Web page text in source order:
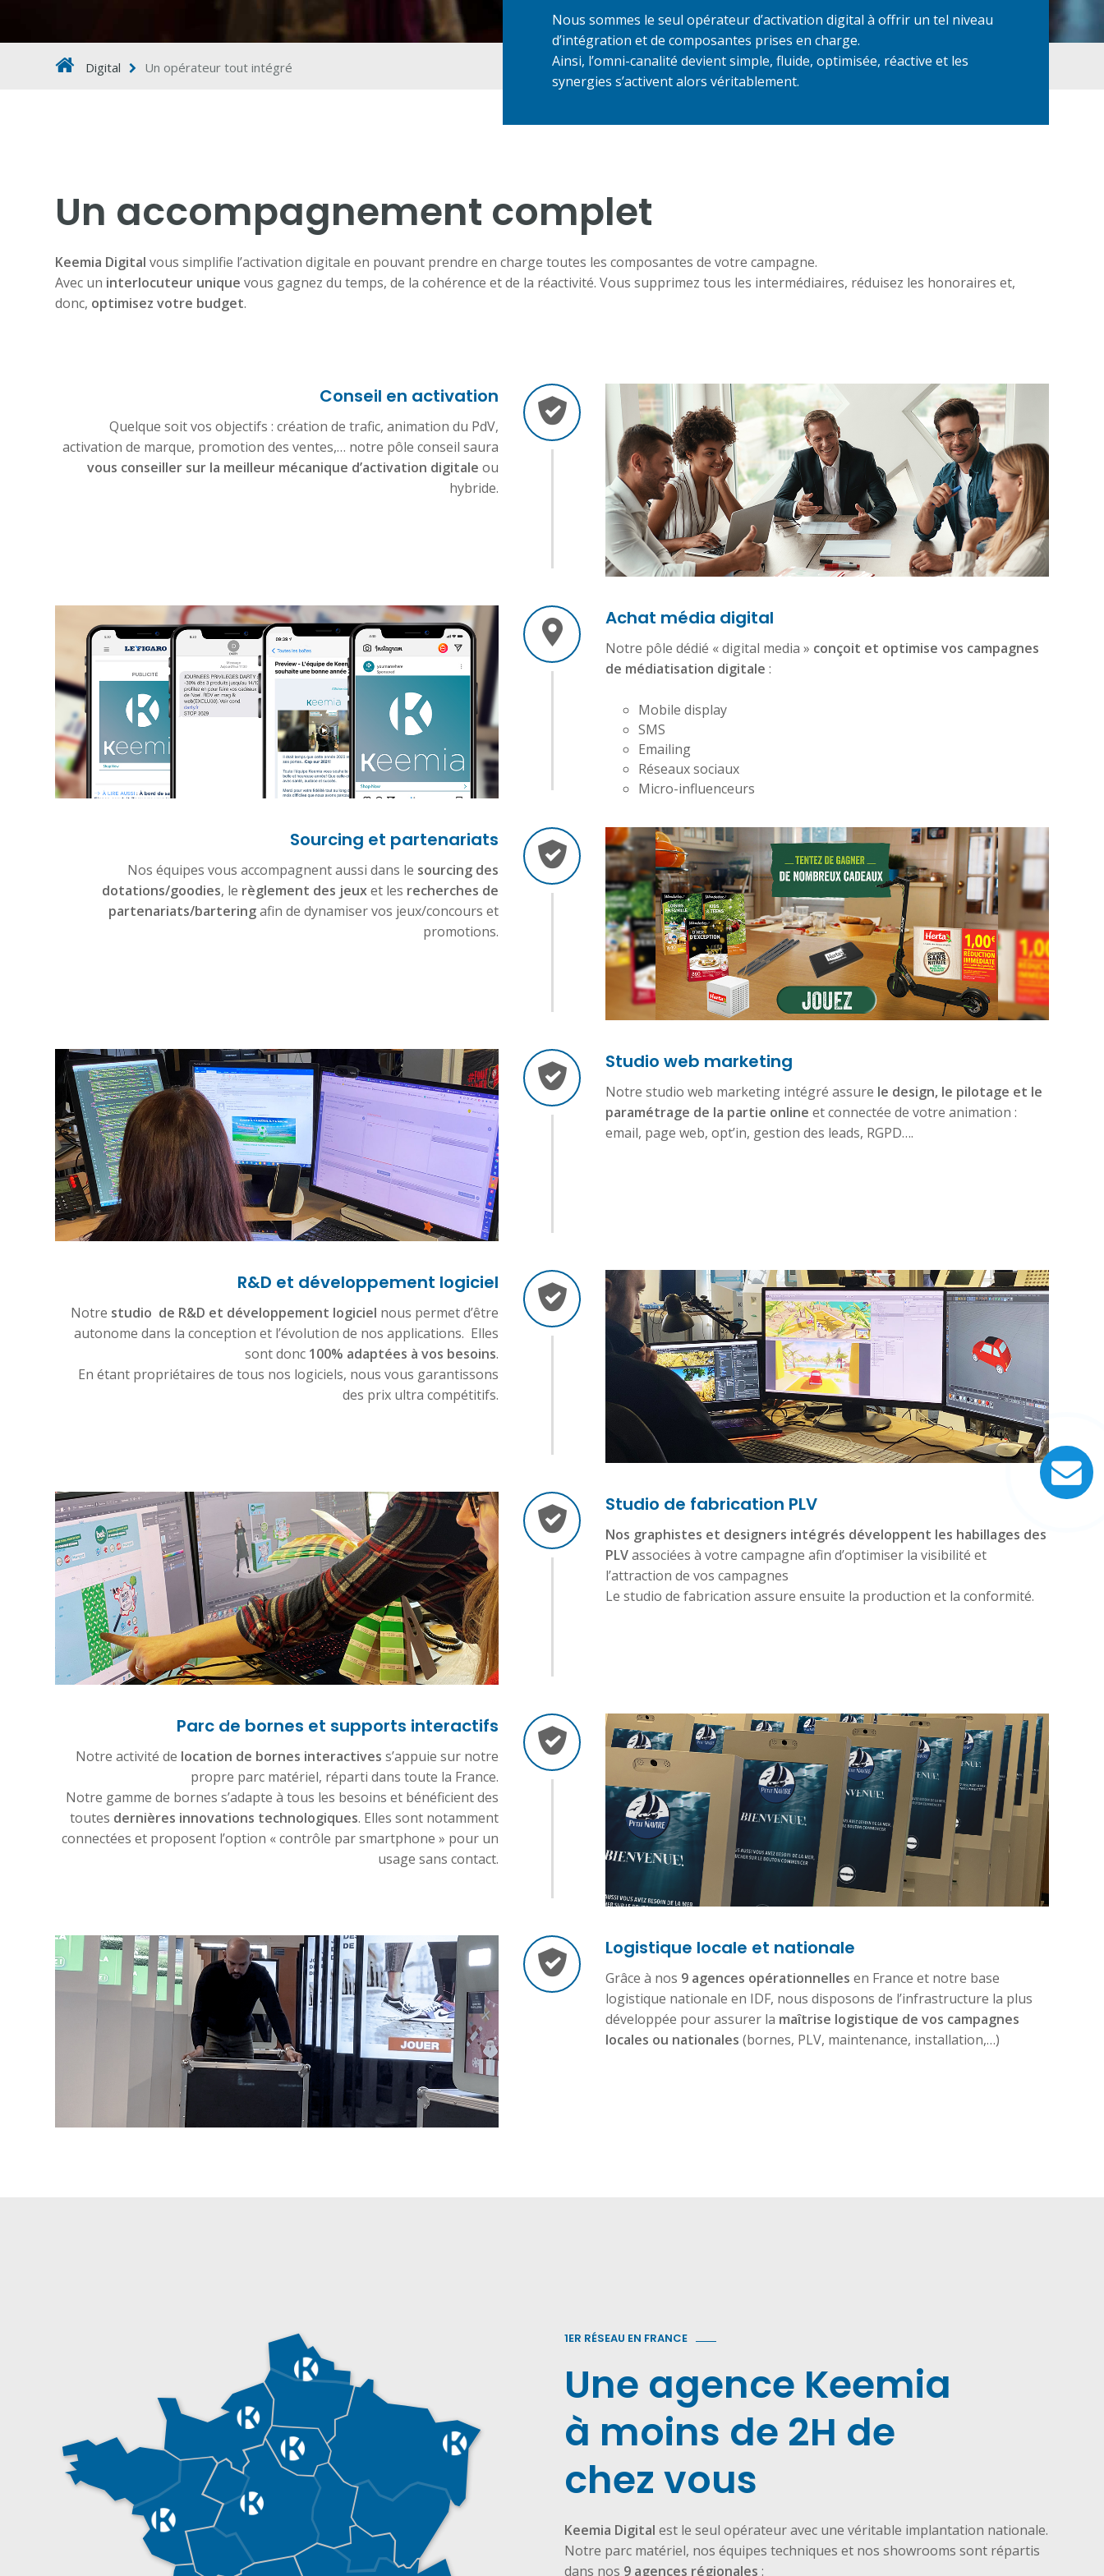
Nous sommes le seul opérateur d’activation digital à offrir un tel niveau
d’intégration et de composantes prises en charge.
Ainsi, l’omni-canalité devient simple, fluide, optimisée, réactive et les
synergies s’activent alors véritablement.
Digital Un opérateur tout intégré
Un accompagnement complet
Keemia Digital vous simplifie l’activation digitale en pouvant prendre en charge toutes les composantes de votre campagne.
Avec un interlocuteur unique vous gagnez du temps, de la cohérence et de la réactivité. Vous supprimez tous les intermédiaires, réduisez les honoraires et,
donc, optimisez votre budget.
Conseil en activation
Quelque soit vos objectifs : création de trafic, animation du PdV,
activation de marque, promotion des ventes,… notre pôle conseil saura
vous conseiller sur la meilleur mécanique d’activation digitale ou
hybride.
Achat média digital
Notre pôle dédié « digital media » conçoit et optimise vos campagnes
de médiatisation digitale :
Mobile display
SMS
Emailing
Réseaux sociaux
Micro-influenceurs
Sourcing et partenariats
Nos équipes vous accompagnent aussi dans le sourcing des
dotations/goodies, le règlement des jeuxet les recherches de
partenariats/barteringafin de dynamiser vos jeux/concours et
promotions.
Studio web marketing
Notre studio web marketing intégré assure le design, le pilotage et le
paramétrage de la partie online et connectée de votre animation :
email, page web, opt’in, gestion des leads, RGPD….
R&D et développement logiciel
Notre studio de R&D et développement logiciel nous permet d’être
autonome dans la conception et l’évolution de nos applications. Elles
sont donc 100% adaptées à vos besoins.
En étant propriétaires de tous nos logiciels, nous vous garantissons
des prix ultra compétitifs.
Studio de fabrication PLV
Nos graphistes et designers intégrés développent les habillages des
PLVassociées à votre campagne afin d’optimiser la visibilité et
l’attraction de vos campagnes
Le studio de fabrication assure ensuite la production et la conformité.
Parc de bornes et supports interactifs
Notre activité de location de bornes interactives s’appuie sur notre
propre parc matériel, réparti dans toute la France.
Notre gamme de bornes s’adapte à tous les besoins et bénéficient des
toutes dernières innovations technologiques. Elles sont notamment
connectées et proposent l’option « contrôle par smartphone » pour un
usage sans contact.
Logistique locale et nationale
Grâce à nos 9 agences opérationnelles en France et notre base
logistique nationale en IDF, nous disposons de l’infrastructure la plus
développée pour assurer la maîtrise logistique de vos campagnes
locales ou nationales (bornes, PLV, maintenance, installation,…)
1ER RÉSEAU EN FRANCE
Une agence Keemia
à moins de 2H de
chez vous
Keemia Digital est le seul opérateur avec une véritable implantation nationale.
Notre parc matériel, nos équipes techniques et nos showrooms sont répartis
dans nos 9 agences régionales :